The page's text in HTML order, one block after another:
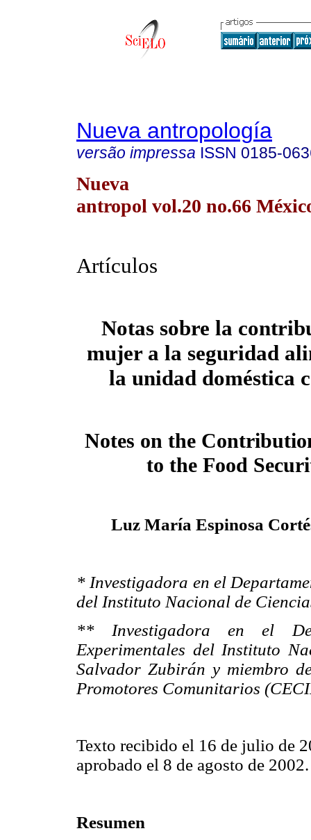
Nueva antropología
versão impressa ISSN 0185-
Nueva
antropol vol.20 no.66
Artículos
Notas sobre la
mujer a la seguridad
la unidad doméstica
Notes on the
to the Food
Luz María Espinosa
* Investigadora en el
del Instituto Nacional de
** Investigadora en el
Experimentales del Instituto
Salvador Zubirán y miembro
Promotores Comunitarios
Texto recibido el 16 de julio de
aprobado el 8 de agosto de 2002.
Resumen